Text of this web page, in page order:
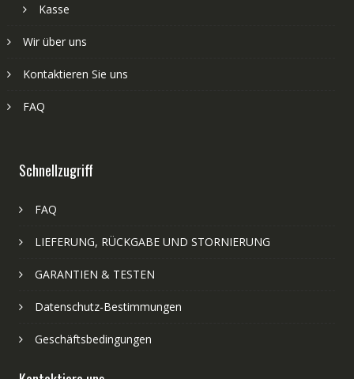
Kasse
Wir über uns
Kontaktieren Sie uns
FAQ
Schnellzugriff
FAQ
LIEFERUNG, RÜCKGABE UND STORNIERUNG
GARANTIEN & TESTEN
Datenschutz-Bestimmungen
Geschäftsbedingungen